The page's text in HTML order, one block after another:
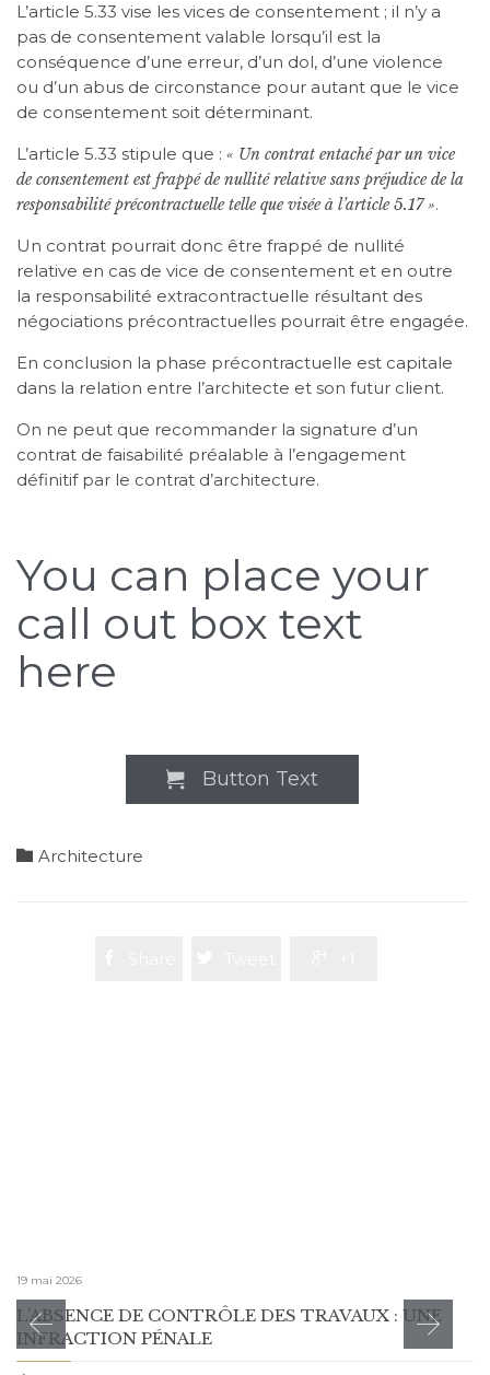
L’article 5.33 vise les vices de consentement ; il n’y a
pas de consentement valable lorsqu’il est la
conséquence d’une erreur, d’un dol, d’une violence
ou d’un abus de circonstance pour autant que le vice
de consentement soit déterminant.
L’article 5.33 stipule que : « Un contrat entaché par un vice
de consentement est frappé de nullité relative sans préjudice de la
responsabilité précontractuelle telle que visée à l’article 5.17 ».
Un contrat pourrait donc être frappé de nullité
relative en cas de vice de consentement et en outre
la responsabilité extracontractuelle résultant des
négociations précontractuelles pourrait être engagée.
En conclusion la phase précontractuelle est capitale
dans la relation entre l’architecte et son futur client.
On ne peut que recommander la signature d’un
contrat de faisabilité préalable à l’engagement
définitif par le contrat d’architecture.
You can place your
call out box text
here
 Button Text
 Category
Architecture
19 mai 2026
L’ABSENCE DE CONTRÔLE DES TRAVAUX : UNE
INFRACTION PÉNALE